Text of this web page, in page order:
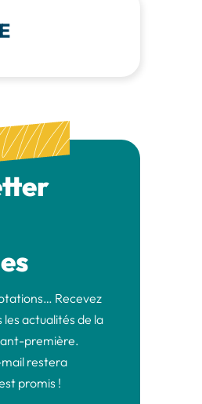
Recevez
les actualités de la
première.
restera
promis !